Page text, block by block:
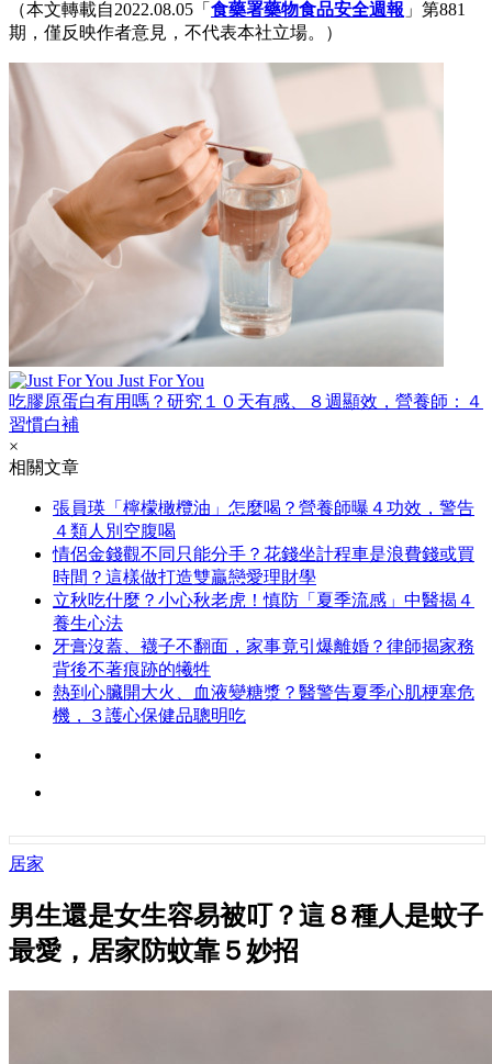
（本文轉載自2022.08.05「 食藥署藥物食品安全週報 」第881
期，僅反映作者意見，不代表本社立場。）
Just For You
吃膠原蛋白有用嗎？研究１０天有感、８週顯效，營養師：４
習慣白補
×
相關文章
張員瑛「檸檬橄欖油」怎麼喝？營養師曝４功效，警告
４類人別空腹喝
情侶金錢觀不同只能分手？花錢坐計程車是浪費錢或買
時間？這樣做打造雙贏戀愛理財學
立秋吃什麼？小心秋老虎！慎防「夏季流感」中醫揭４
養生心法
牙膏沒蓋、襪子不翻面，家事竟引爆離婚？律師揭家務
背後不著痕跡的犧牲
熱到心臟開大火、血液變糖漿？醫警告夏季心肌梗塞危
機，３護心保健品聰明吃
居家
男生還是女生容易被叮？這８種人是蚊子
最愛，居家防蚊靠５妙招